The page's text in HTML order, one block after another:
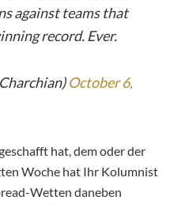
against teams that
record. Ever.
October 6,
hat, dem oder der
Woche hat Ihr Kolumnist
Wetten daneben